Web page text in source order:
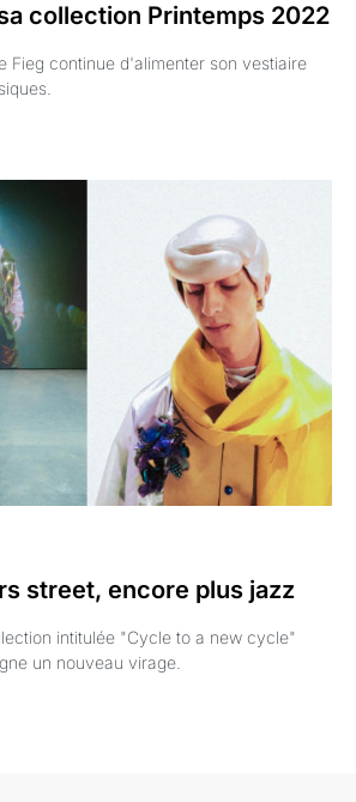
collection Printemps 2022
Fieg continue d'alimenter son vestiaire
street, encore plus jazz
intitulée "Cycle to a new cycle"
un nouveau virage.